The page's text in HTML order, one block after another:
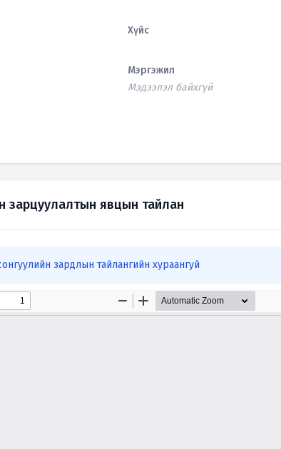
Хүйс
Мэргэжил
Мэдээлэл байхгүй
зарцуулалтын явцын тайлан
зардлын тайлангийн хураангуй